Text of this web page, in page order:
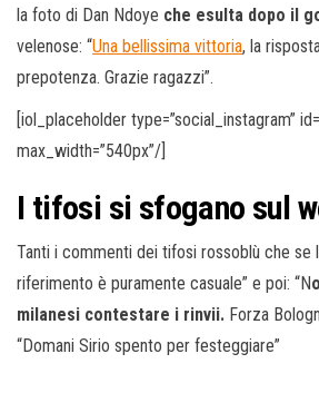
la foto di Dan Ndoye che esulta dopo il
velenose: “Una bellissima vittoria, la
prepotenza. Grazie ragazzi”.
[iol_placeholder type=”social_instagram”
max_width=”540px”/]
I tifosi si sfogano sul
Tanti i commenti dei tifosi rossoblù che se
riferimento è puramente casuale” e poi: “N
milanesi contestare i rinvii. Forza
“Domani Sirio spento per festeggiare”